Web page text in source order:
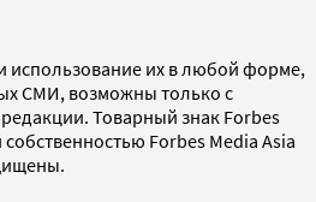
использование их в любой форме,
СМИ, возможны только с
Товарный знак Forbes
Forbes Media Asia